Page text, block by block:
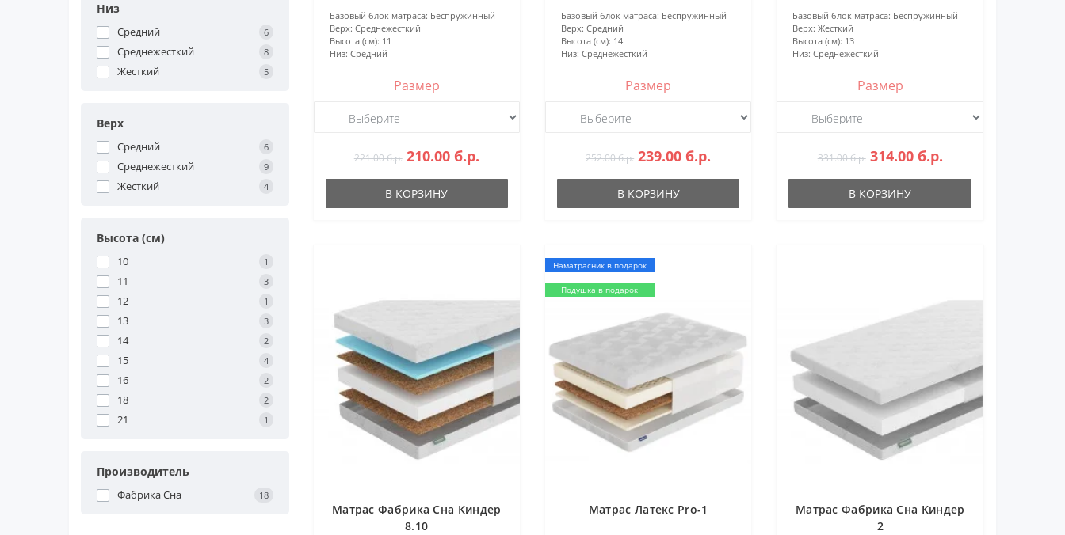
Низ
Средний 6
Среднежесткий 8
Жесткий 5
Верх
Средний 6
Среднежесткий 9
Жесткий 4
Высота (см)
10 1
11 3
12 1
13 3
14 2
15 4
16 2
18 2
21 1
Производитель
Фабрика Сна 18
Базовый блок матраса: Беспружинный
Верх: Среднежесткий
Высота (см): 11
Низ: Средний
Размер
221.00 б.р. 210.00 б.р.
В КОРЗИНУ
Базовый блок матраса: Беспружинный
Верх: Средний
Высота (см): 14
Низ: Среднежесткий
Размер
252.00 б.р. 239.00 б.р.
В КОРЗИНУ
Базовый блок матраса: Беспружинный
Верх: Жесткий
Высота (см): 13
Низ: Среднежесткий
Размер
331.00 б.р. 314.00 б.р.
В КОРЗИНУ
Матрас Фабрика Сна Киндер
8.10
Наматрасник в подарок
Подушка в подарок
Матрас Латекс Pro-1
Матрас Фабрика Сна Киндер
2